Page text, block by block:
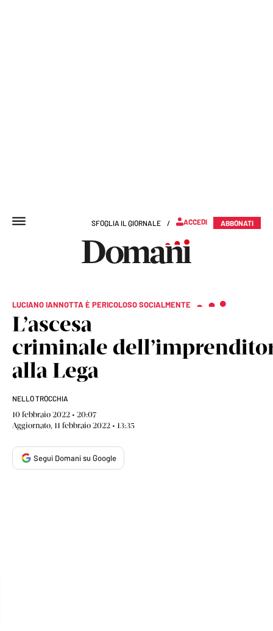
SFOGLIA IL GIORNALE / ACCEDI ABBONATI
LUCIANO IANNOTTA È PERICOLOSO SOCIALMENTE
L’ascesa
criminale
alla Lega
NELLO TROCCHIA
Segui Domani su Google
10 febbraio 2022 • 20:07
Aggiornato, 11 febbraio 2022 • 13:35